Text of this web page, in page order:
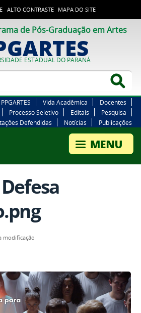
ALTO CONTRASTE MAPA DO SITE
de Pós-Graduação em Artes
ESTADUAL DO PARANÁ
PPGARTES Vida Acadêmica
Docentes
Processo Seletivo Editais
Pesquisa
Defendidas
Notícias Publicações
modificação